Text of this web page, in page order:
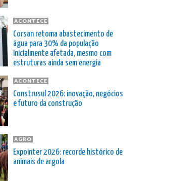
ACONTECE
Corsan retoma abastecimento de
água para 30% da população
inicialmente afetada, mesmo com
estruturas ainda sem energia
ACONTECE
Construsul 2026: inovação, negócios
e futuro da construção
AGRO
Expointer 2026: recorde histórico de
animais de argola